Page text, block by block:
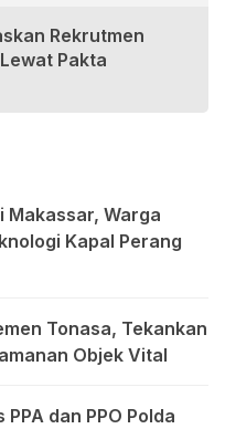
Rekrutmen
Pakta
Makassar, Warga
Kapal Perang
Tonasa, Tekankan
Objek Vital
dan PPO Polda